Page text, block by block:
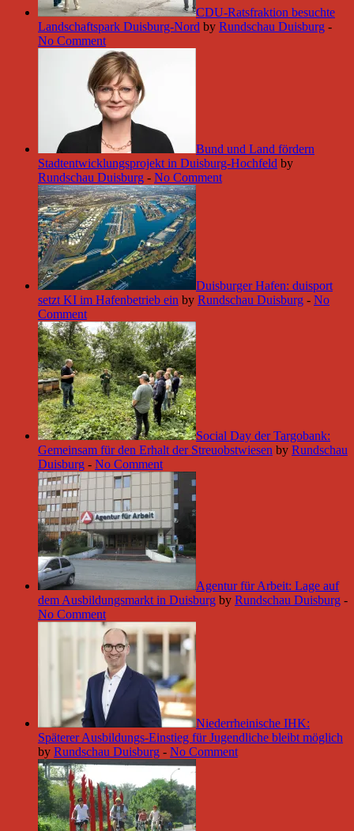
CDU-Ratsfraktion besuchte
Landschaftspark Duisburg-Nord by Rundschau Duisburg -
No Comment
Bund und Land fördern
Stadtentwicklungsprojekt in Duisburg-Hochfeld by
Rundschau Duisburg - No Comment
Duisburger Hafen: duisport
setzt KI im Hafenbetrieb ein by Rundschau Duisburg - No
Comment
Social Day der Targobank:
Gemeinsam für den Erhalt der Streuobstwiesen by Rundschau
Duisburg - No Comment
Agentur für Arbeit: Lage auf
dem Ausbildungsmarkt in Duisburg by Rundschau Duisburg -
No Comment
Niederrheinische IHK:
Späterer Ausbildungs-Einstieg für Jugendliche bleibt möglich
by Rundschau Duisburg - No Comment